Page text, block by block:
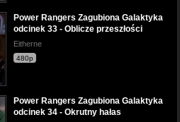
Power Rangers Zagubiona Galaktyka
odcinek 33 - Oblicze przeszłości
Eitherne
480p
Power Rangers Zagubiona Galaktyka
odcinek 34 - Okrutny hałas